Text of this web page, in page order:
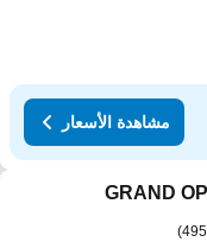
مشاهدة الأسعار
Add
GRAND